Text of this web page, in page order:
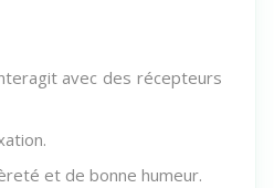
avec des récepteurs
et de bonne humeur.